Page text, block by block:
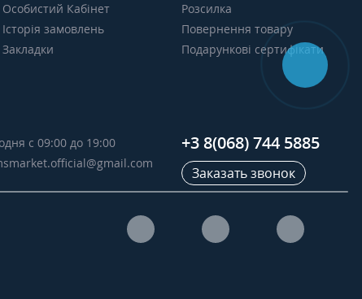
Особистий Кабінет
Історія замовлень
Закладки
Розсилка
Повернення товару
Подарункові сертифікати
с 09:00 до 19:00
+3 8(068) 744 5885
Заказать звонок